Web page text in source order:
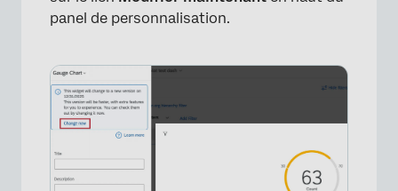
panel de personnalisation.